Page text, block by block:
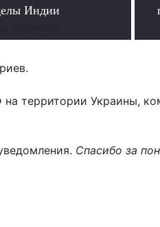
Индии
территории Украины,
Спасибо за